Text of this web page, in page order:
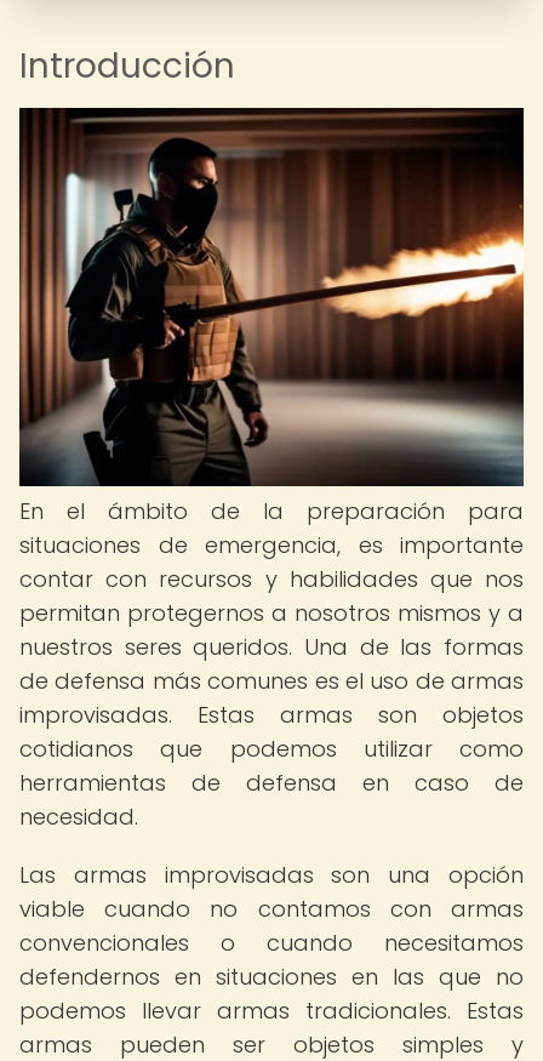
Introducción
En el ámbito de la preparación para
situaciones de emergencia, es importante
contar con recursos y habilidades que nos
permitan protegernos a nosotros mismos y a
nuestros seres queridos. Una de las formas
de defensa más comunes es el uso de armas
improvisadas. Estas armas son objetos
cotidianos que podemos utilizar como
herramientas de defensa en caso de
necesidad.
Las armas improvisadas son una opción
viable cuando no contamos con armas
convencionales o cuando necesitamos
defendernos en situaciones en las que no
podemos llevar armas tradicionales. Estas
armas pueden ser objetos simples y